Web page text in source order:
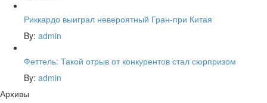
Риккардо выиграл невероятный Гран-при Китая
By: admin
Феттель: Такой отрыв от конкурентов стал сюрпризом
By: admin
Архивы